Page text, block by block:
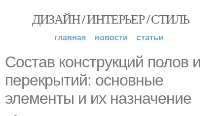
ДИЗАЙН / ИНТЕРЬЕР / СТИЛЬ
главная новости статьи
Состав конструкций полов и
перекрытий: основные
элементы и их назначение